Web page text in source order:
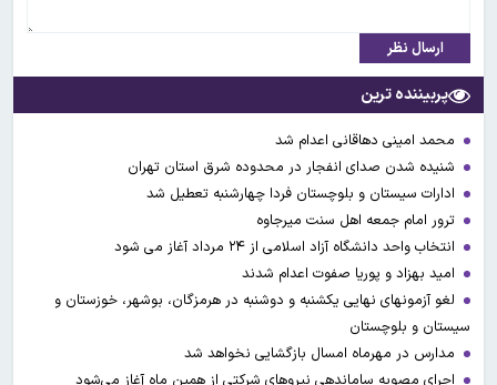
ارسال نظر
پربیننده ترین
محمد امینی دهاقانی اعدام شد
شنیده شدن صدای انفجار در محدوده شرق استان تهران
ادارات سیستان و بلوچستان فردا چهارشنبه تعطیل شد
ترور امام جمعه اهل سنت میرجاوه
انتخاب واحد دانشگاه آزاد اسلامی از ۲۴ مرداد آغاز می شود
امید بهزاد و پوریا صفوت اعدام شدند
لغو آزمونهای نهایی یکشنبه و دوشنبه در هرمزگان، بوشهر، خوزستان و
سیستان و بلوچستان
مدارس در مهرماه امسال بازگشایی نخواهد شد
اجرای مصوبه ساماندهی نیرو‌های شرکتی از همین ماه آغاز می‌شود